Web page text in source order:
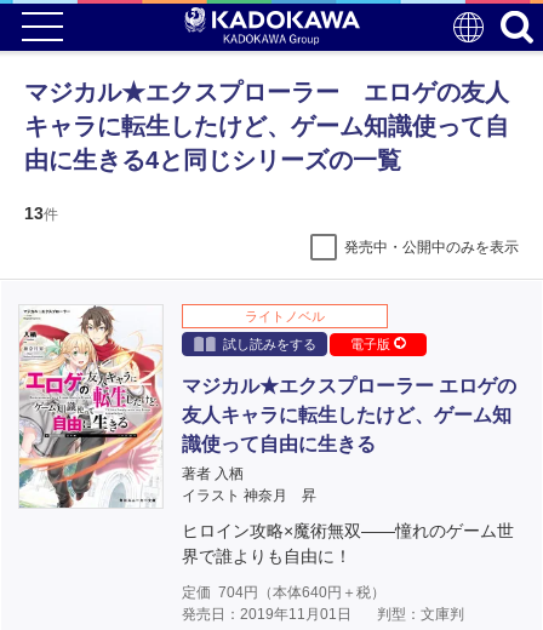
マジカル★エクスプローラー エロゲの友人
キャラに転生したけど、ゲーム知識使って自
由に生きる4と同じシリーズの一覧
13件
発売中・公開中のみを表示
ライトノベル
試し読みをする
電子版
マジカル★エクスプローラー エロゲの
友人キャラに転生したけど、ゲーム知
識使って自由に生きる
著者 入栖
イラスト 神奈月 昇
ヒロイン攻略×魔術無双――憧れのゲーム世
界で誰よりも自由に！
定価 704円（本体640円＋税）
発売日：2019年11月01日
判型：文庫判